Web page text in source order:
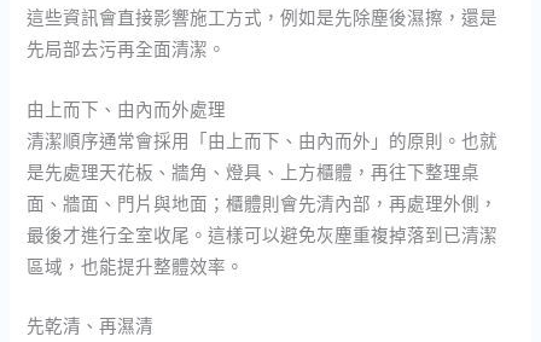
這些資訊會直接影響施工方式，例如是先除塵後濕擦，還是
先局部去污再全面清潔。
由上而下、由內而外處理
清潔順序通常會採用「由上而下、由內而外」的原則。也就
是先處理天花板、牆角、燈具、上方櫃體，再往下整理桌
面、牆面、門片與地面；櫃體則會先清內部，再處理外側，
最後才進行全室收尾。這樣可以避免灰塵重複掉落到已清潔
區域，也能提升整體效率。
先乾清、再濕清